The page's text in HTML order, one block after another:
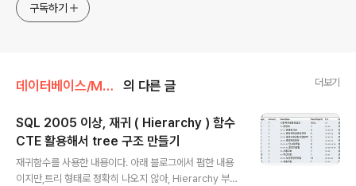
구독하기
데이터베이스/MS-SQL 😃 의 다른 글 더보기
SQL 2005 이상, 재귀 ( Hierarchy ) 함수
CTE 활용해서 tree 구조 만들기
재귀함수를 사용한 내용이다. 아래 블로그에서 펌한 내용
이지만,트리 형태로 정확히 나오지 않아, Hierarchy 부분